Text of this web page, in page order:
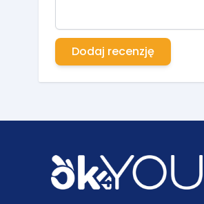
Dodaj recenzję